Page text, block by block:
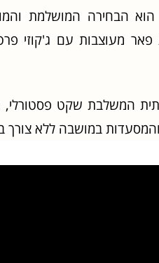
בזכרון יעקב הוא הבחירה
פאר מעוצבות עם ג'קוזי
המשלבת שקט
במושבה ללא צורך